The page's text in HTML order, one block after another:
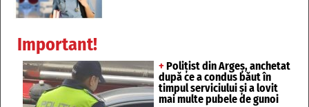
Important!
+ Polițist din Argeș, anchetat
după ce a condus băut în
timpul serviciului și a lovit
mai multe pubele de gunoi